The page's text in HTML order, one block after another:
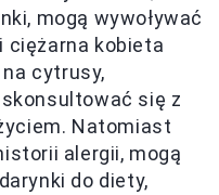
mogą wywoływać
ciężarna kobieta
cytrusy,
się z
Natomiast
alergii, mogą
do diety,